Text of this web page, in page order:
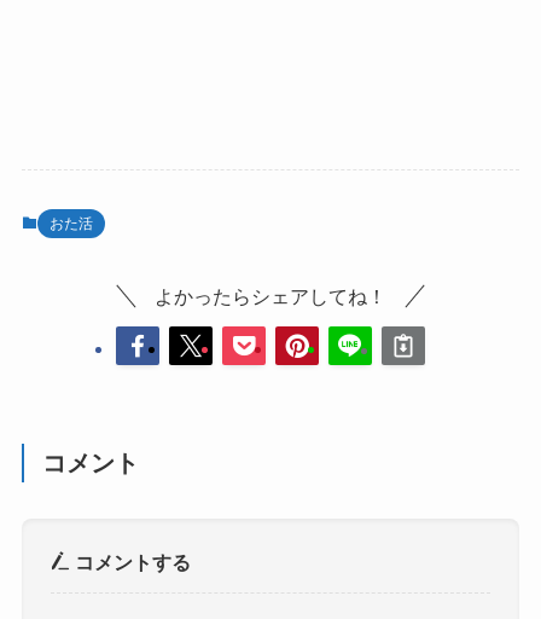
おた活
よかったらシェアしてね！
コメント
コメントする